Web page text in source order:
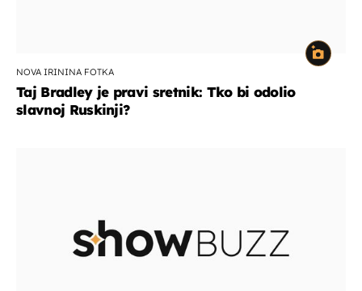
NOVA IRININA FOTKA
Taj Bradley je pravi sretnik: Tko bi odolio
slavnoj Ruskinji?